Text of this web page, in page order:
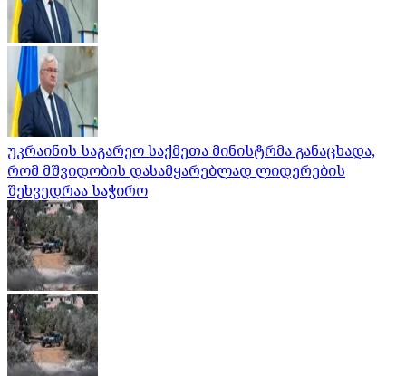
უკრაინის საგარეო საქმეთა მინისტრმა განაცხადა,
რომ მშვიდობის დასამყარებლად ლიდერების
შეხვედრაა საჭირო